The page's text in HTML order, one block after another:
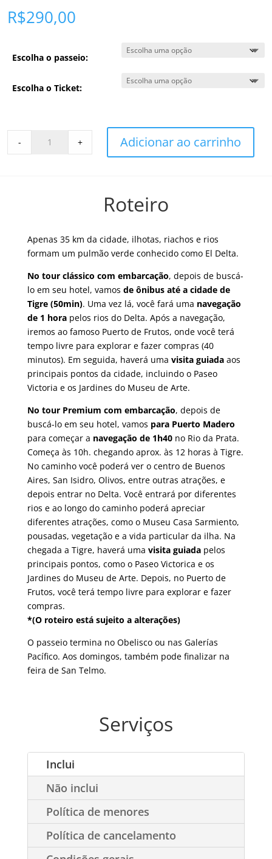
R$290,00
Escolha o passeio:
Escolha o Ticket:
- + Adicionar ao carrinho
Roteiro
Apenas 35 km da cidade, ilhotas, riachos e rios
formam um pulmão verde conhecido como El Delta.
No tour clássico com embarcação, depois de buscá-
lo em seu hotel, vamos de ônibus até a cidade de
Tigre (50min). Uma vez lá, você fará uma navegação
de 1 horapelos rios do Delta. Após a navegação,
iremos ao famoso Puerto de Frutos, onde você terá
tempo livre para explorar e fazer compras (40
minutos). Em seguida, haverá uma visita guiadaaos
principais pontos da cidade, incluindo o Paseo
Victoria e os Jardines do Museu de Arte.
No tour Premium com embarcação, depois de
buscá-lo em seu hotel, vamos para Puerto Madero
para começar a navegação de 1h40no Rio da Prata.
Começa às 10h. chegando aprox. às 12 horas à Tigre.
No caminho você poderá ver o centro de Buenos
Aires, San Isidro, Olivos, entre outras atrações, e
depois entrar no Delta. Você entrará por diferentes
rios e ao longo do caminho poderá apreciar
diferentes atrações, como o Museu Casa Sarmiento,
pousadas, vegetação e a vida particular da ilha. Na
chegada a Tigre, haverá uma visita guiadapelos
principais pontos, como o Paseo Victorica e os
Jardines do Museu de Arte. Depois, no Puerto de
Frutos, você terá tempo livre para explorar e fazer
compras.
*(O roteiro está sujeito a alterações)
O passeio termina no Obelisco ou nas Galerías
Pacífico. Aos domingos, também pode finalizar na
feira de San Telmo.
Serviços
Inclui
Não inclui
Política de menores
Política de cancelamento